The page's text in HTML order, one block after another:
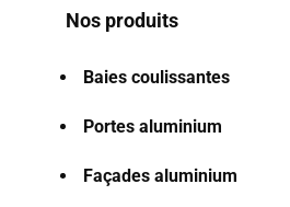
Nos produits
Baies coulissantes
Portes aluminium
Façades aluminium